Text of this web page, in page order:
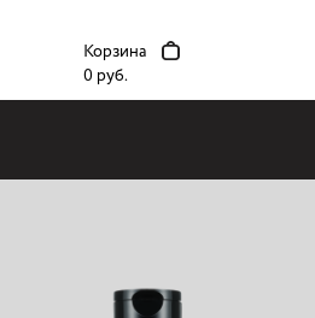
Корзина
0 руб.